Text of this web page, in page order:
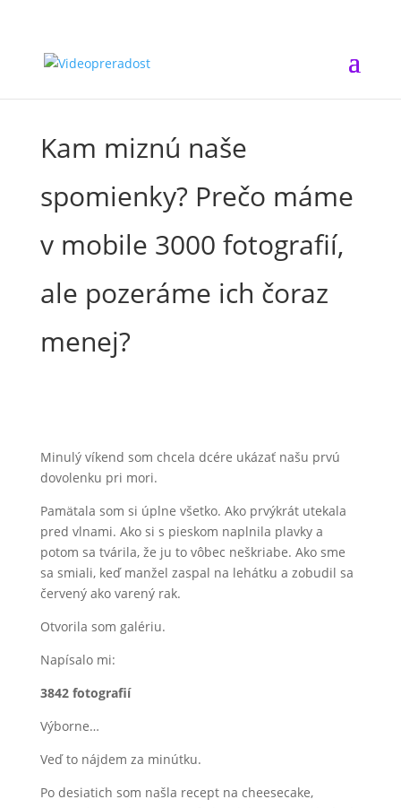
Kam miznú naše
spomienky? Prečo máme
v mobile 3000 fotografií,
ale pozeráme ich čoraz
menej?
Minulý víkend som chcela dcére ukázať našu prvú
dovolenku pri mori.
Pamätala som si úplne všetko. Ako prvýkrát utekala
pred vlnami. Ako si s pieskom naplnila plavky a
potom sa tvárila, že ju to vôbec neškriabe. Ako sme
sa smiali, keď manžel zaspal na lehátku a zobudil sa
červený ako varený rak.
Otvorila som galériu.
Napísalo mi:
3842 fotografií
Výborne…
Veď to nájdem za minútku.
Po desiatich som našla recept na cheesecake,